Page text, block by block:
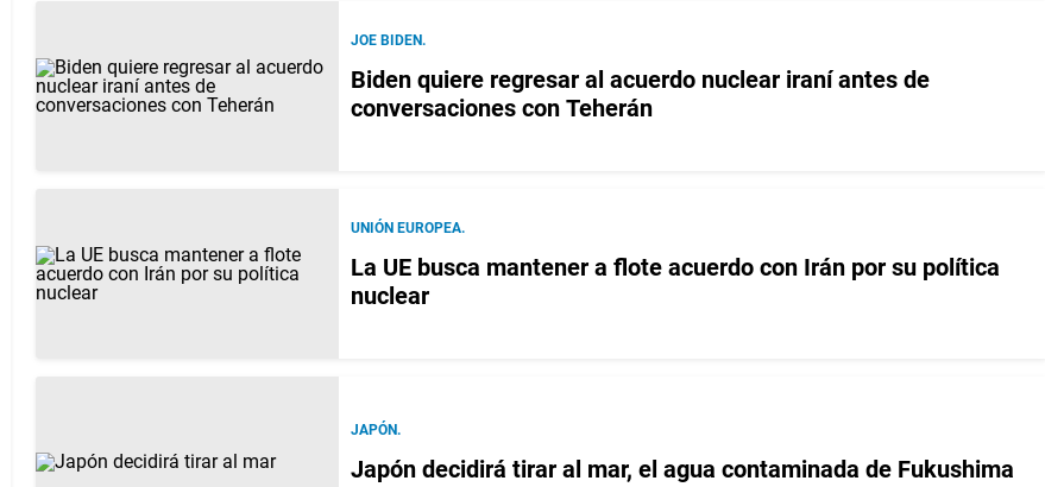
JOE BIDEN.
Biden quiere regresar al acuerdo nuclear iraní antes de
conversaciones con Teherán
UNIÓN EUROPEA.
La UE busca mantener a flote acuerdo con Irán por su política
nuclear
JAPÓN.
Japón decidirá tirar al mar, el agua contaminada de Fukushima